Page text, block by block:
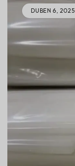
DUBEN 6, 2025